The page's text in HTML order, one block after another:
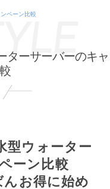
ターサーバーのキャ
ペーン比較
型ウォーター
ーン比較
お得に始め